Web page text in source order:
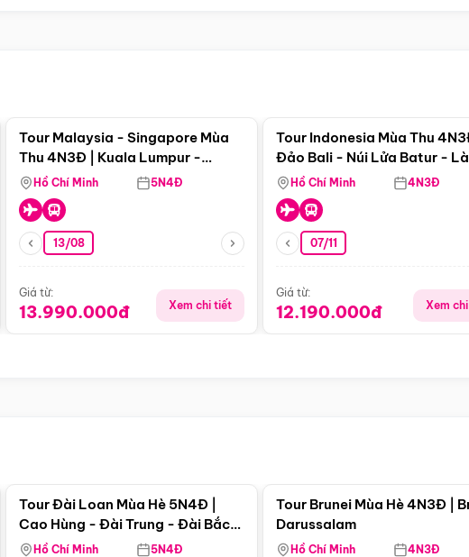
Tour Malaysia - Singapore Mùa
Thu 4N3Đ | Kuala Lumpur -
Malacca - Johor Baru -
Singapore
Hồ Chí Minh 5N4Đ
13/08
Giá từ:
13.990.000đ Xem chi tiết
Tour Indonesia Mùa Thu
Đảo Bali - Núi Lửa Batur -
Penglipuran
Hồ Chí Minh 4N3Đ
07/11
Giá từ:
12.190.000đ Xem
Tour Đài Loan Mùa Hè 5N4Đ |
Cao Hùng - Đài Trung - Đài Bắc
(Bay Vj)
Hồ Chí Minh 5N4Đ
Tour Brunei Mùa Hè 4N3Đ |
Darussalam
Hồ Chí Minh 4N3Đ